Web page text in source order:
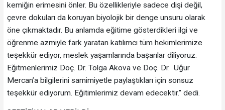
kemiğin erimesini önler. Bu özellikleriyle sadece dişi değil,
çevre dokuları da koruyan biyolojik bir denge unsuru olarak
öne çıkmaktadır. Bu anlamda eğitime gösterdikleri ilgi ve
öğrenme azmiyle fark yaratan katılımcı tüm hekimlerimize
teşekkür ediyor, meslek yaşamlarında başarılar diliyoruz.
Eğitmenlerimiz Doç. Dr. Tolga Akova ve Doç. Dr. Uğur
Mercan’a bilgilerini samimiyetle paylaştıkları için sonsuz
teşekkür ediyorum. Eğitimlerimiz devam edecektir.” dedi.